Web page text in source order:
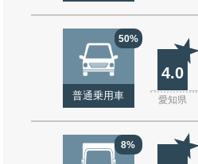
50%
普通乗用車
4.0
愛知県
8%